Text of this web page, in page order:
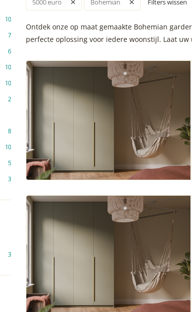
10
7
6
10
10
2
8
10
5
3
3
5000 euro Bohemian Filters wissen
Ontdek onze op maat gemaakte Bohemian
perfecte oplossing voor iedere woonstijl. Laat